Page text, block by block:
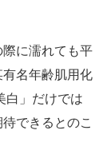
際に濡れても平
名年齢肌用化
白」だけでは
できるとのこ